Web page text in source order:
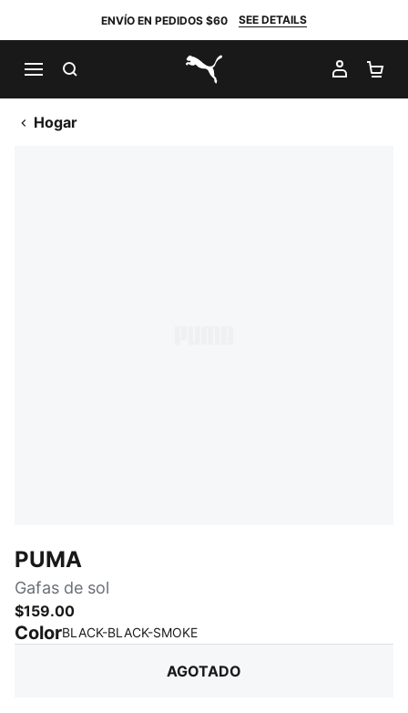
ENVÍO EN PEDIDOS $60 SEE DETAILS
PUMA.com
MI
Hogar
PUMA
Gafas de sol
$159.00
ColorBLACK-BLACK-SMOKE:
AGOTADO